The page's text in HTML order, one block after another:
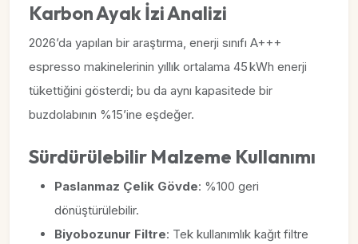
Karbon Ayak İzi Analizi
2026’da yapılan bir araştırma, enerji sınıfı A+++
espresso makinelerinin yıllık ortalama 45 kWh enerji
tükettiğini gösterdi; bu da aynı kapasitede bir
buzdolabının %15’ine eşdeğer.
Sürdürülebilir Malzeme Kullanımı
Paslanmaz Çelik Gövde: %100 geri
dönüştürülebilir.
Biyobozunur Filtre: Tek kullanımlık kağıt filtre